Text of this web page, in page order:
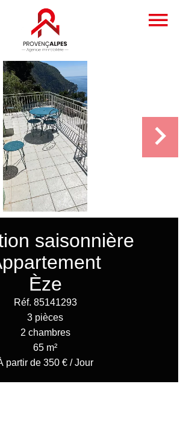
saisonnière
Èze
Réf. 85141293
3 pièces
2 chambres
65 m²
partir de 350 € / Jour